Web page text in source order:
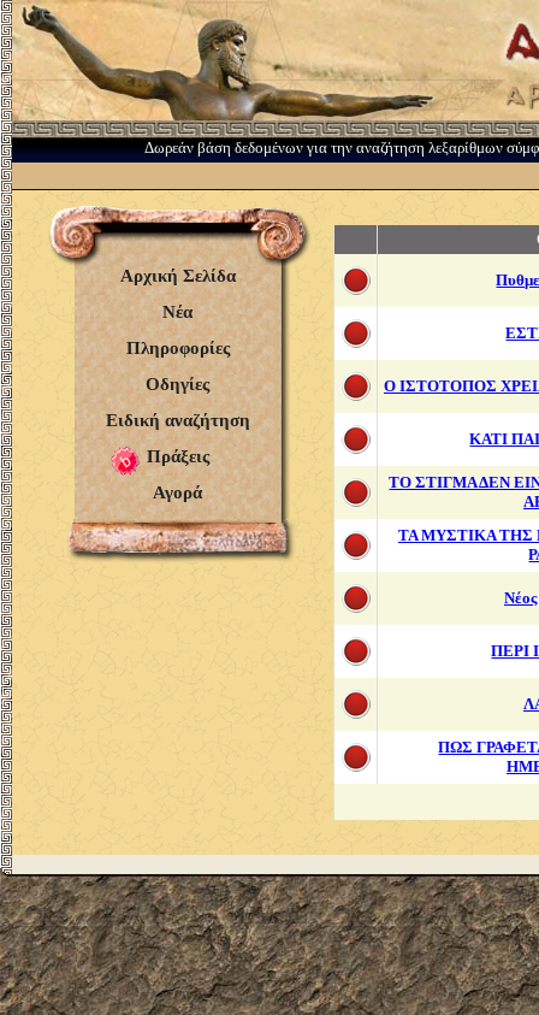
Δωρεάν βάση δεδομένων για την αναζήτηση λεξαρίθμων
Αρχική Σελίδα
Νέα
Πληροφορίες
Οδηγίες
Ειδική αναζήτηση
Πράξεις
Αγορά
Ο ΙΣΤΟΤΟΠΟΣ
ΚΑΤΙ
ΤΟ ΣΤΙΓΜΑ ΔΕΝ
ΤΑ ΜΥΣΤΙΚΑ ΤΗΣ
Νέος
ΠΕΡΙ
ΠΩΣ